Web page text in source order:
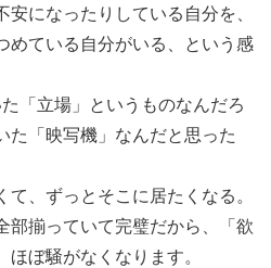
になったりしている自分を、
めている自分がいる、という感
「立場」というものなんだろ
た「映写機」なんだと思った
、ずっとそこに居たくなる。
部揃っていて完璧だから、「欲
ぼ騒がなくなります。